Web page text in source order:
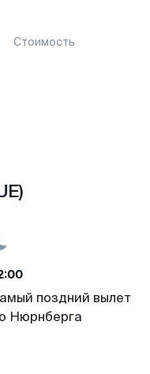
Стоимость
поздний вылет
Нюрнберга